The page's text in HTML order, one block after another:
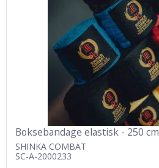
Boksebandage elastisk - 250 cm
SHINKA COMBAT
SC-A-2000233